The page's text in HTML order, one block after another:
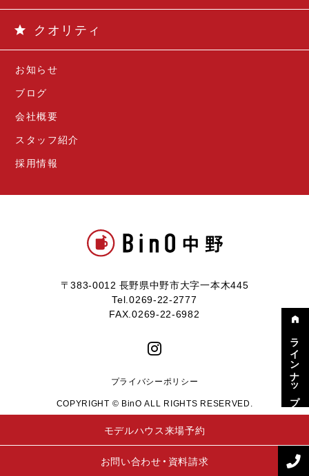
〒383-0012 長野県中野市大字一本木445
Tel.0269-22-2777
FAX.0269-22-6982
お知らせ
ブログ
会社概要
スタッフ紹介
採用情報
クオリティ
プライバシーポリシー
COPYRIGHT © BinO ALL RIGHTS RESERVED.
モデルハウス来場予約
お問い合わせ・資料請求
ラインナップ